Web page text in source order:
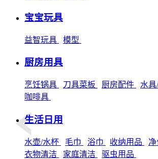
宝宝玩具
益智玩具 模型
厨房用具
烹饪锅具 刀具菜板 厨房配件 水
咖啡具
生活日用
水壶/水杯 毛巾 浴巾 收纳用品
衣物清洁
家庭清洁 驱虫用品